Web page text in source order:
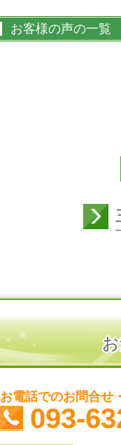
お客様の声の一覧
お電話でのお問合せ
093-